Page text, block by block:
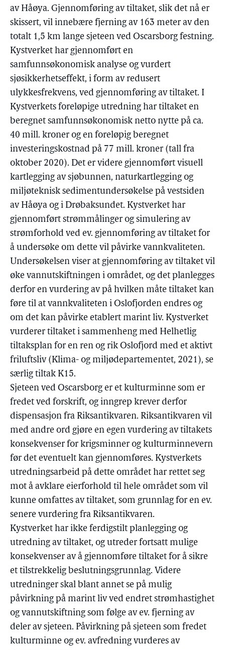
av Håøya. Gjennomføring av tiltaket, slik det nå er
skissert, vil innebære fjerning av 163 meter av den
totalt 1,5 km lange sjeteen ved Oscarsborg festning.
Kystverket har gjennomført en
samfunnsøkonomisk analyse og vurdert
sjøsikkerhetseffekt, i form av redusert
ulykkesfrekvens, ved gjennomføring av tiltaket. I
Kystverkets foreløpige utredning har tiltaket en
beregnet samfunnsøkonomisk netto nytte på ca.
40 mill. kroner og en foreløpig beregnet
investeringskostnad på 77 mill. kroner (tall fra
oktober 2020). Det er videre gjennomført visuell
kartlegging av sjøbunnen, naturkartlegging og
miljøteknisk sedimentundersøkelse på vestsiden
av Håøya og i Drøbaksundet. Kystverket har
gjennomført strømmålinger og simulering av
strømforhold ved ev. gjennomføring av tiltaket for
å undersøke om dette vil påvirke vannkvaliteten.
Undersøkelsen viser at gjennomføring av tiltaket vil
øke vannutskiftningen i området, og det planlegges
derfor en vurdering av på hvilken måte tiltaket kan
føre til at vannkvaliteten i Oslofjorden endres og
om det kan påvirke etablert marint liv. Kystverket
vurderer tiltaket i sammenheng med Helhetlig
tiltaksplan for en ren og rik Oslofjord med et aktivt
friluftsliv (Klima- og miljødepartementet, 2021), se
særlig tiltak K15.
Sjeteen ved Oscarsborg er et kulturminne som er
fredet ved forskrift, og inngrep krever derfor
dispensasjon fra Riksantikvaren. Riksantikvaren vil
med andre ord gjøre en egen vurdering av tiltakets
konsekvenser for krigsminner og kulturminnevern
før det eventuelt kan gjennomføres. Kystverkets
utredningsarbeid på dette området har rettet seg
mot å avklare eierforhold til hele området som vil
kunne omfattes av tiltaket, som grunnlag for en ev.
senere vurdering fra Riksantikvaren.
Kystverket har ikke ferdigstilt planlegging og
utredning av tiltaket, og utreder fortsatt mulige
konsekvenser av å gjennomføre tiltaket for å sikre
et tilstrekkelig beslutningsgrunnlag. Videre
utredninger skal blant annet se på mulig
påvirkning på marint liv ved endret strømhastighet
og vannutskiftning som følge av ev. fjerning av
deler av sjeteen. Påvirkning på sjeteen som fredet
kulturminne og ev. avfredning vurderes av